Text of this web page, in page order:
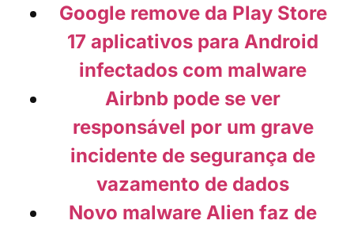
Google remove da Play Store
17 aplicativos para Android
infectados com malware
Airbnb pode se ver
responsável por um grave
incidente de segurança de
vazamento de dados
Novo malware Alien faz de